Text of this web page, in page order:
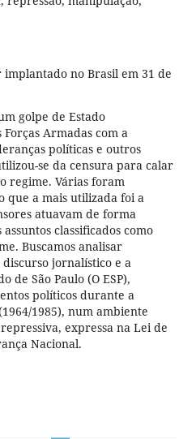
no Brasil em 31 de
golpe de Estado
Armadas com a
políticas e outros
se da censura para calar
regime. Várias foram
que a mais utilizada foi a
atuavam de forma
classificados como
Buscamos analisar
jornalístico e a
de São Paulo (O ESP),
políticos durante a
1985), num ambiente
expressa na Lei de
Nacional.